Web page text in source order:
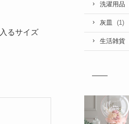
洗濯用品
灰皿 (1)
生活雑貨